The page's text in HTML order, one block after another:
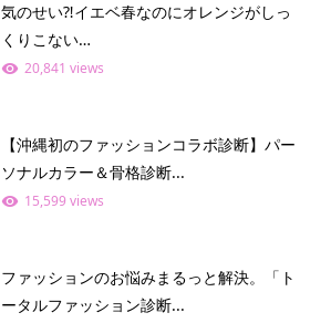
気のせい⁈イエベ春なのにオレンジがしっ
くりこない…
20,841 views
【沖縄初のファッションコラボ診断】パー
ソナルカラー＆骨格診断...
15,599 views
ファッションのお悩みまるっと解決。「ト
ータルファッション診断...